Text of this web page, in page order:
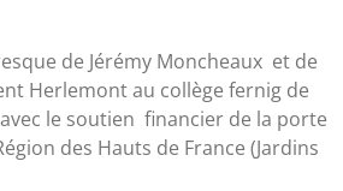
de Jérémy Moncheaux et de
Herlemont au collège fernig de
le soutien financier de la porte
des Hauts de France (Jardins